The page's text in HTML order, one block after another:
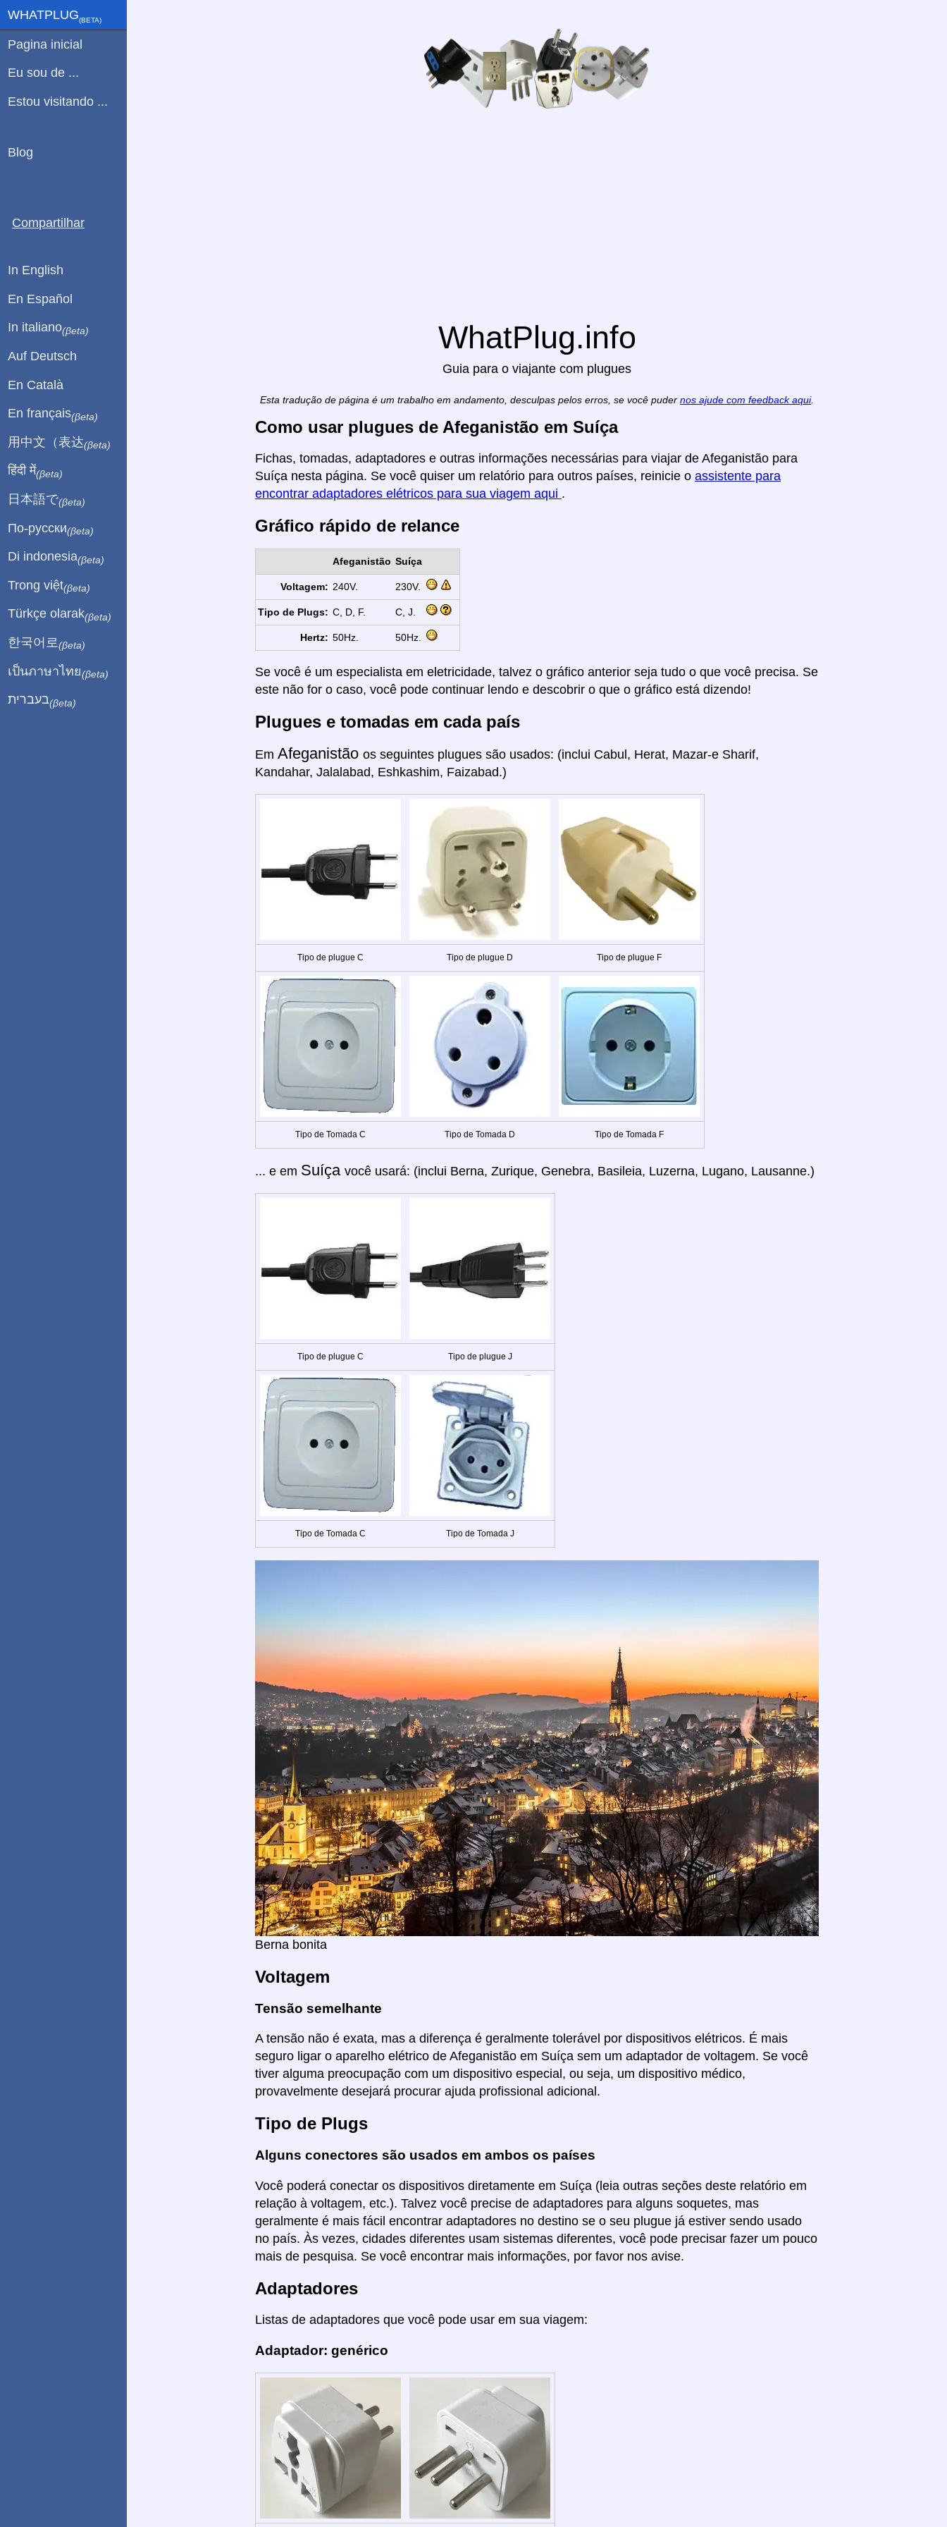
WhatPlug.info
Guia para o viajante com plugues
Esta tradução de página é um trabalho em andamento, desculpas pelos erros, se você puder nos ajude com feedback aqui.
Como usar plugues de Afeganistão em Suíça
Fichas, tomadas, adaptadores e outras informações necessárias para viajar de Afeganistão para
Suíça nesta página. Se você quiser um relatório para outros países, reinicie o assistente para
encontrar adaptadores elétricos para sua viagem aqui .
Gráfico rápido de relance
Afeganistão Suíça
Voltagem: 240V. 230V.
Tipo de Plugs: C, D, F. C, J.
Hertz: 50Hz. 50Hz.
Se você é um especialista em eletricidade, talvez o gráfico anterior seja tudo o que você precisa. Se
este não for o caso, você pode continuar lendo e descobrir o que o gráfico está dizendo!
Plugues e tomadas em cada país
Em Afeganistão os seguintes plugues são usados: (inclui Cabul, Herat, Mazar-e Sharif,
Kandahar, Jalalabad, Eshkashim, Faizabad.)
Tipo de plugue C Tipo de plugue D Tipo de plugue F
Tipo de Tomada C Tipo de Tomada D Tipo de Tomada F
... e em Suíça você usará: (inclui Berna, Zurique, Genebra, Basileia, Luzerna, Lugano, Lausanne.)
Tipo de plugue C Tipo de plugue J
Tipo de Tomada C Tipo de Tomada J
Berna bonita
Voltagem
Tensão semelhante
A tensão não é exata, mas a diferença é geralmente tolerável por dispositivos elétricos. É mais
seguro ligar o aparelho elétrico de Afeganistão em Suíça sem um adaptador de voltagem. Se você
tiver alguma preocupação com um dispositivo especial, ou seja, um dispositivo médico,
provavelmente desejará procurar ajuda profissional adicional.
Tipo de Plugs
Alguns conectores são usados em ambos os países
Você poderá conectar os dispositivos diretamente em Suíça (leia outras seções deste relatório em
relação à voltagem, etc.). Talvez você precise de adaptadores para alguns soquetes, mas
geralmente é mais fácil encontrar adaptadores no destino se o seu plugue já estiver sendo usado
no país. Às vezes, cidades diferentes usam sistemas diferentes, você pode precisar fazer um pouco
mais de pesquisa. Se você encontrar mais informações, por favor nos avise.
Adaptadores
Listas de adaptadores que você pode usar em sua viagem:
Adaptador: genérico
WHATPLUG(ΒETA)
Pagina inicial
Eu sou de ...
Estou visitando ...
Blog
Compartilhar
In English
En Español
In italiano(βeta)
Auf Deutsch
En Català
En français(βeta)
用中文（表达(βeta)
हिंदी में(βeta)
日本語で(βeta)
По-русски(βeta)
Di indonesia(βeta)
Trong việt(βeta)
Türkçe olarak(βeta)
한국어로 (βeta)
เป็นภาษาไทย(βeta)
בעברית(βeta)